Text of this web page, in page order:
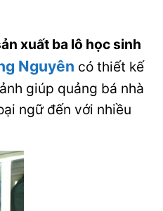
xuất ba lô học sinh
Nguyên có thiết kế
giúp quảng bá nhà
ngữ đến với nhiều